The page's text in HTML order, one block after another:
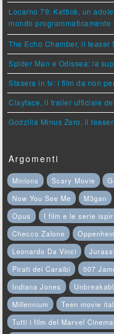
Locarno 79: Ketticè, un
mondo programmaticamente
The Echo Chamber, il teaser
Spider Man e Odissea: la
Stasera in tv: i film da non
Clayface, il trailer ufficiale
Godzilla Minus Zero, il
Argomenti
Minions Scary Movie
Now You See Me
M3gan
Opus
I film e le serie
Checco Zalone
Leonardo Da Vinci
Pirati dei Caraibi
007
Indiana Jones
Millennium
Teen movie
Tutti i film del Marvel